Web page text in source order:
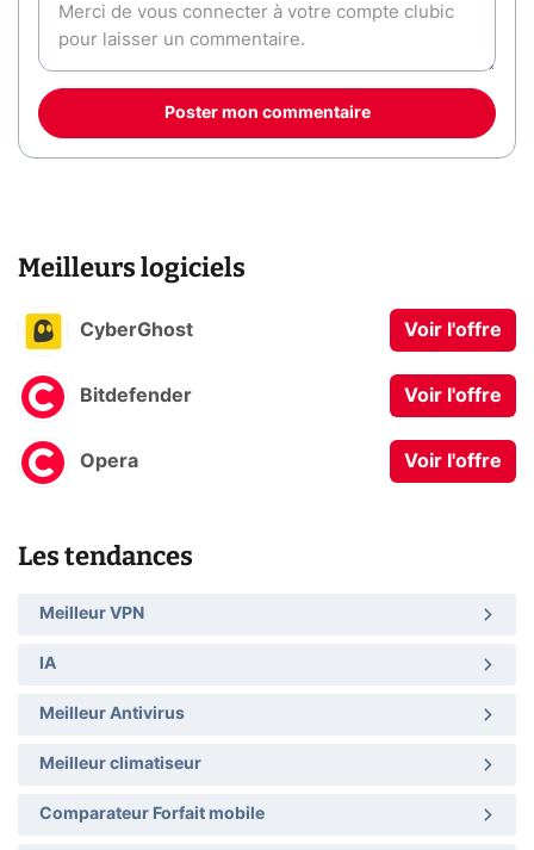
Poster mon commentaire
Meilleurs logiciels
CyberGhost Voir l'offre
Bitdefender Voir l'offre
Opera Voir l'offre
Les tendances
Meilleur VPN
IA
Meilleur Antivirus
Meilleur climatiseur
Comparateur Forfait mobile